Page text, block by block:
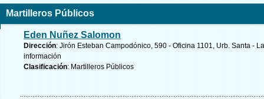
Martilleros Públicos
Eden Nuñez Salomon
Dirección: Jirón Esteban Campodónico, 590 - Oficina 1101, Urb. Santa -
información
Clasificación: Martilleros Públicos